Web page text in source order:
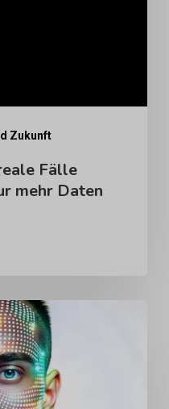
Zukunft
Fälle
mehr Daten